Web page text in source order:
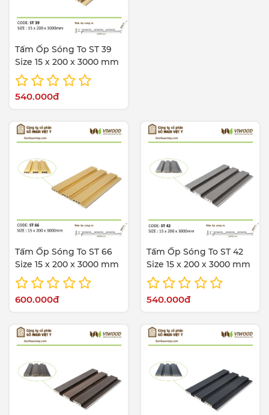
Tấm Ốp Sóng To ST 39
Size 15 x 200 x 3000 mm
540.000đ
Tấm Ốp Sóng To ST 66
Size 15 x 200 x 3000 mm
600.000đ
Tấm Ốp Sóng To ST 42
Size 15 x 200 x 3000 mm
540.000đ